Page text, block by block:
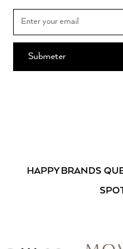
HAPPY BRANDS